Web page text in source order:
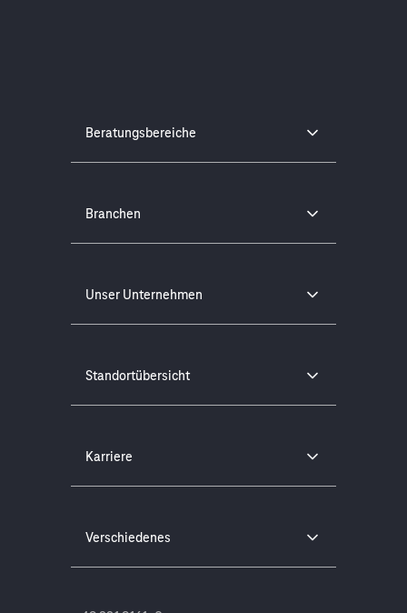
Beratungsbereiche
Branchen
Unser Unternehmen
Standortübersicht
Karriere
Verschiedenes